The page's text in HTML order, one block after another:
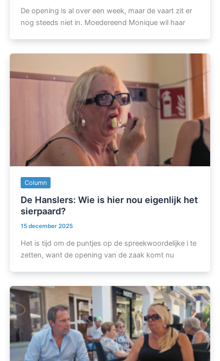
De opening is al over een week, maar de vaart zit er
nog steeds niet in. Moedereend Monique wil haar
Column
De Hanslers: Wie is hier nou eigenlijk het
sierpaard?
15 december 2025
Het is tijd om de puntjes op de spreekwoordelijke i te
zetten, want de opening van de zaak komt nu